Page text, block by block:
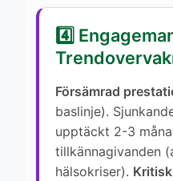
4️⃣
Försämrad
baslinje).
upptäckt 2-3
tillkännagivanden
hälsokriser).